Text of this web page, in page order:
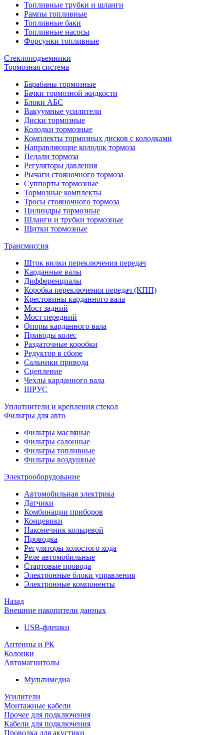
Топливные трубки и шланги
Рампы топливные
Топливные баки
Топливные насосы
Форсунки топливные
Стеклоподъемники
Тормозная система
Барабаны тормозные
Бачки тормозной жидкости
Блоки АБС
Вакуумные усилители
Диски тормозные
Колодки тормозные
Комплекты тормозных дисков с колодками
Направляющие колодок тормоза
Педали тормоза
Регуляторы давления
Рычаги стояночного тормоза
Суппорты тормозные
Тормозные комплекты
Тросы стояночного тормоза
Цилиндры тормозные
Шланги и трубки тормозные
Щитки тормозные
Трансмиссия
Шток вилки переключения передач
Карданные валы
Дифференциалы
Коробка переключения передач (КПП)
Крестовины карданного вала
Мост задний
Мост передний
Опоры карданного вала
Приводы колес
Раздаточные коробки
Редуктор в сборе
Сальники привода
Сцепление
Чехлы карданного вала
ШРУС
Уплотнители и крепления стекол
Фильтры для авто
Фильтры масляные
Фильтры салонные
Фильтры топливные
Фильтры воздушные
Электрооборудование
Автомобильная электрика
Датчики
Комбинации приборов
Концевики
Наконечник кольцевой
Проводка
Регуляторы холостого хода
Реле автомобильные
Стартовые провода
Электронные блоки управления
Электронные компоненты
Назад
Внешние накопители данных
USB-флешки
Антенны и РК
Колонки
Автомагнитолы
Мультимедиа
Усилители
Монтажные кабели
Прочее для подключения
Кабели для подключения
Проводка для акустики